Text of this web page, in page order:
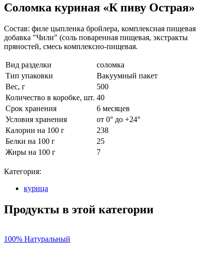
Соломка куриная «К пиву Острая»
Состав: филе цыпленка бройлера, комплексная пищевая
добавка "Чили" (соль поваренная пищевая, экстракты
пряностей, смесь комплексно-пищевая.
Вид разделки
соломка
Тип упаковки
Вакуумный пакет
Вес, г
500
Количество в коробке, шт. 40
Срок хранения
6 месяцев
Условия хранения
от 0° до +24°
Калории на 100 г
238
Белки на 100 г
25
Жиры на 100 г
7
Категория:
курица
Продукты в этой категории
100% Натуральный